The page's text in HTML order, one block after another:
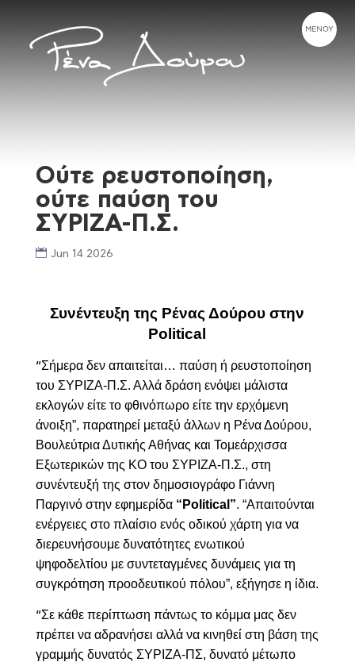
Ούτε ρευστοποίηση,
ούτε παύση του
ΣΥΡΙΖΑ-Π.Σ.
Jun 14 2026
Συνέντευξη της Ρένας Δούρου στην
Political
“Σήμερα δεν απαιτείται… παύση ή ρευστοποίηση
του ΣΥΡΙΖΑ-Π.Σ. Αλλά δράση ενόψει μάλιστα
εκλογών είτε το φθινόπωρο είτε την ερχόμενη
άνοιξη”, παρατηρεί μεταξύ άλλων η Ρένα Δούρου,
Βουλεύτρια Δυτικής Αθήνας και Τομεάρχισσα
Εξωτερικών της ΚΟ του ΣΥΡΙΖΑ-Π.Σ., στη
συνέντευξή της στον δημοσιογράφο Γιάννη
Παργινό στην εφημερίδα “Political”. “Απαιτούνται
ενέργειες στο πλαίσιο ενός οδικού χάρτη για να
διερευνήσουμε δυνατότητες ενωτικού
ψηφοδελτίου με συντεταγμένες δυνάμεις για τη
συγκρότηση προοδευτικού πόλου”, εξήγησε η ίδια.
“Σε κάθε περίπτωση πάντως το κόμμα μας δεν
πρέπει να αδρανήσει αλλά να κινηθεί στη βάση της
γραμμής δυνατός ΣΥΡΙΖΑ-ΠΣ, δυνατό μέτωπο